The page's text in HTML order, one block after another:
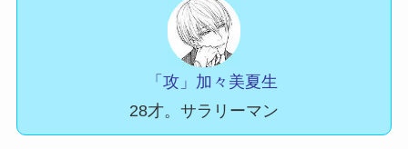
「攻」加々美夏生
28才。サラリーマン